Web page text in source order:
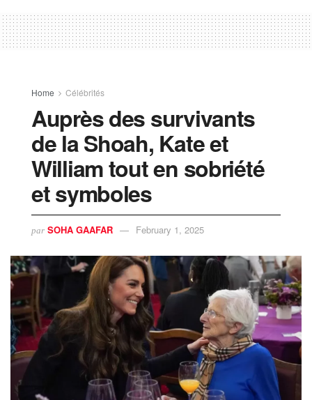
Home Célébrités
Auprès des survivants
de la Shoah, Kate et
William tout en sobriété
et symboles
par SOHA GAAFAR February 1, 2025